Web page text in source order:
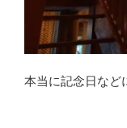
本当に記念日など